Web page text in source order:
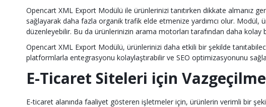
Opencart XML Export Modülü ile ürünlerinizi tanıtırken dikkate almanız
sağlayarak daha fazla organik trafik elde etmenize yardımcı olur.
düzenleyebilir. Bu da ürünlerinizin arama motorları tarafından daha kolay
Opencart XML Export Modülü, ürünlerinizi daha etkili bir şekilde
platformlarla entegrasyonu kolaylaştırabilir ve SEO optimizasyonunu
E-Ticaret Siteleri için
E-ticaret alanında faaliyet gösteren işletmeler için, ürünlerin verimli bir